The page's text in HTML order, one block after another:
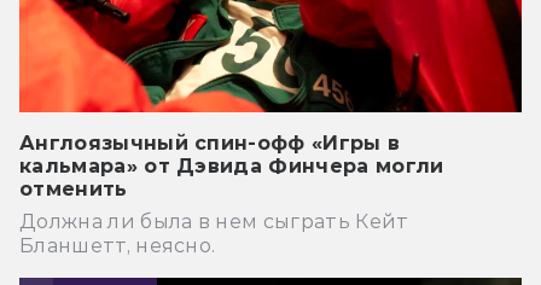
Англоязычный спин-офф «Игры в
кальмара» от Дэвида Финчера могли
отменить
Должна ли была в нем сыграть Кейт
Бланшетт, неясно.